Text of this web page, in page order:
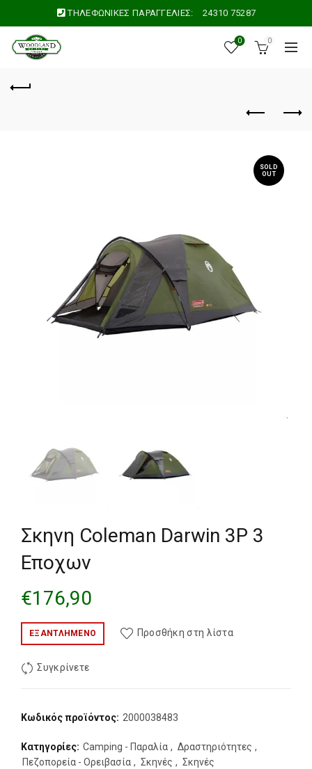
ΤΗΛΕΦΩΝΙΚΕΣ ΠΑΡΑΓΓΕΛΙΕΣ: 24310 75287
0 0
SOLD
OUT
Σκηνη Coleman Darwin 3P 3
Εποχων
€176,90
ΕΞΑΝΤΛΗΜΈΝΟ Προσθήκη στη λίστα
Συγκρίνετε
Κωδικός προϊόντος: 2000038483
Κατηγορίες: Camping - Παραλία , Δραστηριότητες ,
Πεζοπορεία - Ορειβασία , Σκηνές , Σκηνές